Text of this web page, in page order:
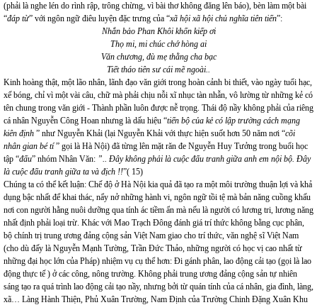
(phải là nghe lén do rình rập, trông chừng, vì bài thơ không đăng lên báo), bèn làm một bài
“đáp từ” với ngôn ngữ điêu luyện đặc trưng của “xã hội xã hội chủ nghĩa tiên tiến”:
Nhắn bảo Phan Khôi khốn kiếp ơi
Thọ mi, mi chúc chớ hòng ai
Văn chương, đù mẹ thằng cha bạc
Tiết tháo tiên sư cái mẽ ngoài..
Kinh hoàng thật, một lão nhân, lãnh đạo văn giới trong hoàn cảnh bi thiết, vào ngày tuổi hạc,
xế bóng, chỉ vì một vài câu, chữ mà phải chịu nỗi xĩ nhục tàn nhẫn, vô lường từ những kẻ có
tên chung trong văn giới - Thành phần luôn được nễ trọng. Thái độ nầy không phải của riêng
cá nhân Nguyễn Công Hoan nhưng là dấu hiệu “tiến bộ của kẻ có lập trường cách mạng
kiên định ” như Nguyễn Khải (lại Nguyễn Khải với thực hiện suốt hơn 50 năm nơi “cõi
nhân gian bé tí” gọi là Hà Nội) đã từng lên mặt răn đe Nguyễn Huy Tưởng trong buổi học
tập “đấu” nhóm Nhân Văn: ”.. Đây không phải là cuộc đấu tranh giữa anh em nội bộ. Đây
là cuộc đấu tranh giữa ta và địch !!”( 15)
Chúng ta có thể kết luận: Chế độ ở Hà Nội kia quả đã tạo ra một môi trường thuận lợi và khả
dụng bậc nhất để khai thác, nẩy nở những hành vi, ngôn ngữ tồi tệ mà bản năng cuồng khấu
nơi con người hằng nuôi dưỡng qua tính ác tiềm ẩn mà nếu là người có lương tri, lương năng
nhất định phải loại trừ. Khác với Mao Trạch Đông đánh giá trí thức không bằng cục phân,
bộ chính trị trung ương đảng cộng sản Việt Nam giao cho trí thức, văn nghệ sĩ Việt Nam
(cho dù đấy là Nguyễn Mạnh Tường, Trần Đức Thảo, những người có học vị cao nhất từ
những đại học lớn của Pháp) nhiệm vụ cụ thể hơn: Đi gánh phân, lao động cải tạo (gọi là lao
động thực tế ) ở các công, nông trường. Không phải trung ương đảng cộng sản tự nhiên
sáng tạo ra quá trình lao động cải tạo nầy, nhưng bởi từ quán tính của cá nhân, gia đình, làng,
xã… Làng Hành Thiện, Phủ Xuân Trường, Nam Định của Trường Chinh Đặng Xuân Khu